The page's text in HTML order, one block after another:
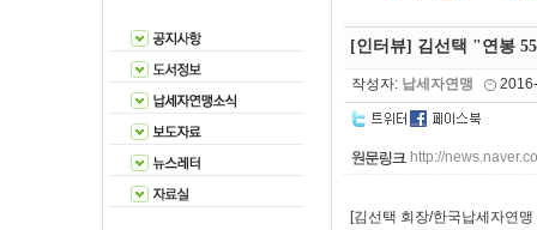
[인터뷰] 김선택 "연봉
작성자: 납세자연맹
http://
[김선택 회장/한국납세자연